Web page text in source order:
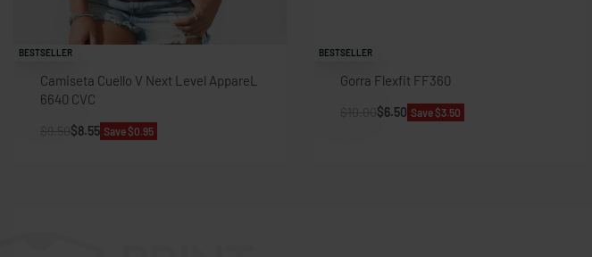
BESTSELLER
Camiseta Cuello V Next Level AppareL
6640 CVC
$8.55 Save $0.95
BESTSELLER
Gorra Flexfit FF360
$6.50 Save $3.50